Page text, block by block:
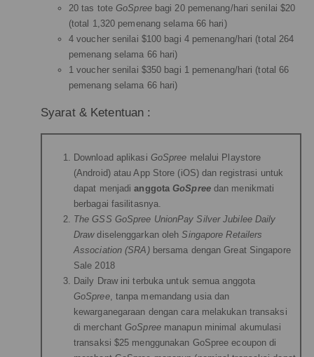
20 tas toteGoSpreebagi 20 pemenang/hari senilai $20
(total 1,320 pemenang selama 66 hari)
4 voucher senilai $100 bagi 4 pemenang/hari (total 264
pemenang selama 66 hari)
1 voucher senilai $350 bagi 1 pemenang/hari (total 66
pemenang selama 66 hari)
Syarat & Ketentuan :
Download aplikasi GoSpree melalui Playstore
(Android) atau App Store (iOS) dan registrasi untuk
dapat menjadianggotaGoSpreedan menikmati
berbagai fasilitasnya.
The GSS GoSpree UnionPay Silver Jubilee Daily
Drawdiselenggarkan olehSingapore Retailers
Association (SRA)bersama dengan Great Singapore
Sale 2018
Daily Draw ini terbuka untuk semua anggota
GoSpree, tanpa memandang usia dan
kewarganegaraan dengan cara melakukan transaksi
di merchantGoSpreemanapun minimal akumulasi
transaksi $25 menggunakan GoSpree ecoupon di